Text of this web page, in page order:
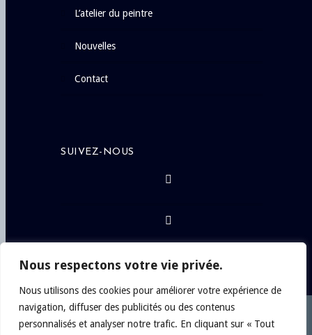
Nous respectons votre vie privée.
Nous utilisons des cookies pour améliorer votre expérience de
navigation, diffuser des publicités ou des contenus
personnalisés et analyser notre trafic. En cliquant sur « Tout
l’atelier du peintre
nouvelles
contact
SUIVEZ-NOUS
Copyright © 2024Philippe Chateau, Artiste-